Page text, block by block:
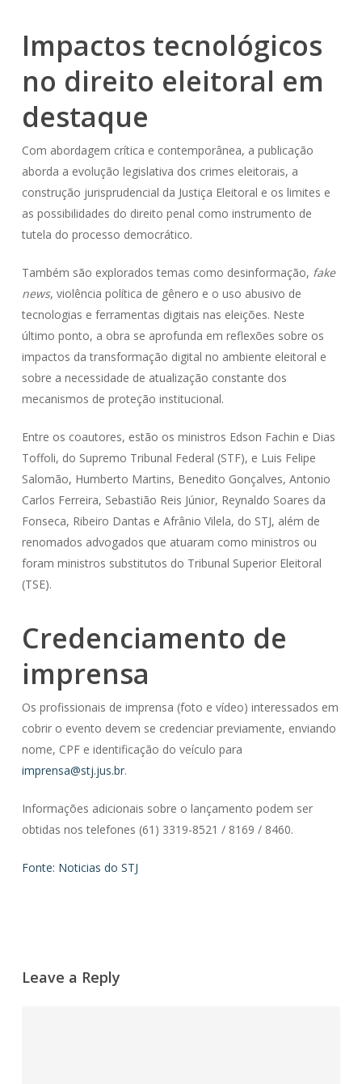
Impactos tecnológicos
no direito eleitoral em
destaque
Com abordagem crítica e contemporânea, a publicação
aborda a evolução legislativa dos crimes eleitorais, a
construção jurisprudencial da Justiça Eleitoral e os limites e
as possibilidades do direito penal como instrumento de
tutela do processo democrático.
Também são explorados temas como desinformação, fake
news, violência política de gênero e o uso abusivo de
tecnologias e ferramentas digitais nas eleições. Neste
último ponto, a obra se aprofunda em reflexões sobre os
impactos da transformação digital no ambiente eleitoral e
sobre a necessidade de atualização constante dos
mecanismos de proteção institucional.
Entre os coautores, estão os ministros Edson Fachin e Dias
Toffoli, do Supremo Tribunal Federal (STF), e Luis Felipe
Salomão, Humberto Martins, Benedito Gonçalves, Antonio
Carlos Ferreira, Sebastião Reis Júnior, Reynaldo Soares da
Fonseca, Ribeiro Dantas e Afrânio Vilela, do STJ, além de
renomados advogados que atuaram como ministros ou
foram ministros substitutos do Tribunal Superior Eleitoral
(TSE).
Credenciamento de
imprensa
Os profissionais de imprensa (foto e vídeo) interessados em
cobrir o evento devem se credenciar previamente, enviando
nome, CPF e identificação do veículo para
imprensa@stj.jus.br.
Informações adicionais sobre o lançamento podem ser
obtidas nos telefones (61) 3319-8521 / 8169 / 8460.
Fonte: Noticias do STJ
Leave a Reply